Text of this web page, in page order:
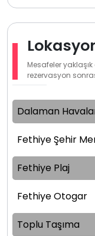
Mesafeler
rezervasyon
Dalaman
Fethiye Şehir
Fethiye Plaj
Fethiye Otogar
Toplu Taşıma